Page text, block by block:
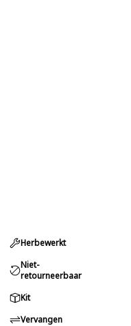
Herbewerkt
Niet-
retourneerbaar
Kit
Vervangen